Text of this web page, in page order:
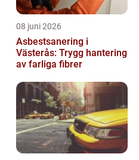
08 juni 2026
Asbestsanering i
Västerås: Trygg hantering
av farliga fibrer